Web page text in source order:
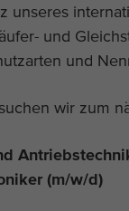
unseres
und
und
wir zum
(m/w/d)